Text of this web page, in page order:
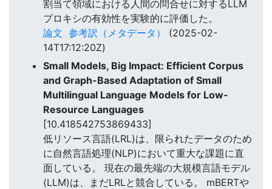
割当て領域における人間の問合せに対するLLM
プロキシの有効性を実験的に評価した。
論文 参考訳（メタデータ）
(2025-02-
14T17:12:20Z)
Small Models, Big Impact: Efficient Corpus
and Graph-Based Adaptation of Small
Multilingual Language Models for Low-
Resource Languages
[10.418542753869433]
低リソース言語(LRL)は、限られたデータのため
に自然言語処理(NLP)において重大な課題に直
面している。 現在の最先端の大規模言語モデル
(LLM)は、まだLRLと競合している。 mBERTや